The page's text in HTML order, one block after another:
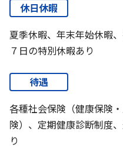
休日休暇
夏季休暇、年末年始休暇
７日の特別休暇あり
待遇
各種社会保険（健康保険
険）、定期健康診断制度
り